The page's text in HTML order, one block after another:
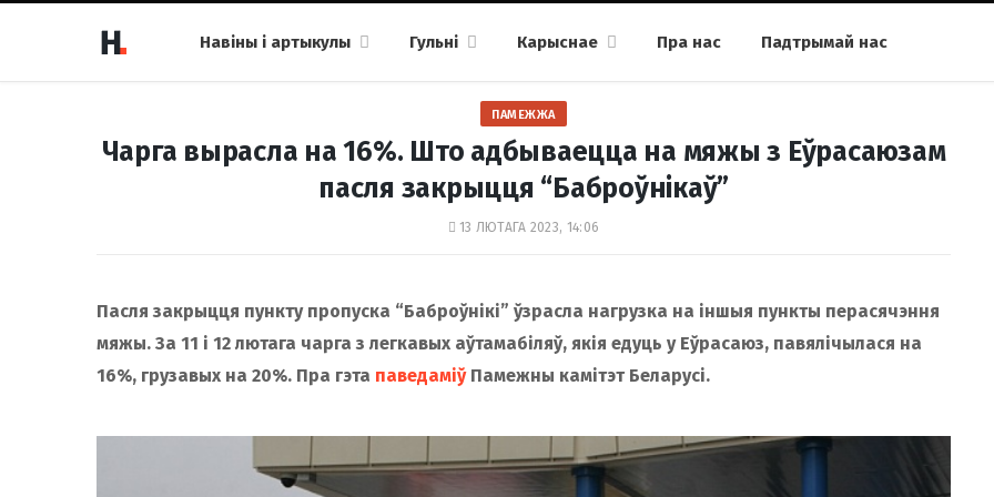
Навіны і артыкулы Гульні Карыснае Пра нас Падтрымай нас
ПАМЕЖЖА
Чарга вырасла на 16%. Што адбываецца на мяжы з Еўрасаюзам
пасля закрыцця “Баброўнікаў”
13 ЛЮТАГА 2023, 14:06
Пасля закрыцця пункту пропуска “Баброўнікі” ўзрасла нагрузка на іншыя пункты перасячэння
мяжы. За 11 і 12 лютага чарга з легкавых аўтамабіляў, якія едуць у Еўрасаюз, павялічылася на
16%, грузавых на 20%. Пра гэта паведаміўПамежны камітэт Беларусі.